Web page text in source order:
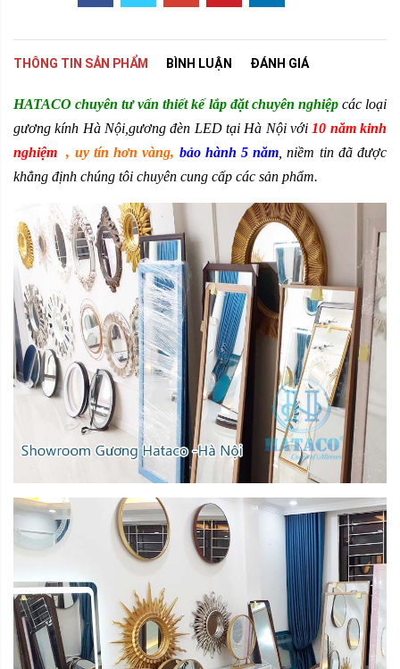
THÔNG TIN SẢN PHẨM BÌNH LUẬN ĐÁNH GIÁ
HATACO chuyên tư vấn thiết kế lắp đặt chuyên nghiệpcác loại
gương kính Hà Nội gương đèn LEDtại Hà Nội với 10 năm kinh
nghiệm , uy tín hơn vàng, bảo hành 5 ­­năm , niềm tin đã được
khẳng định chúng tôi chuyên cung cấp các sản phẩm.